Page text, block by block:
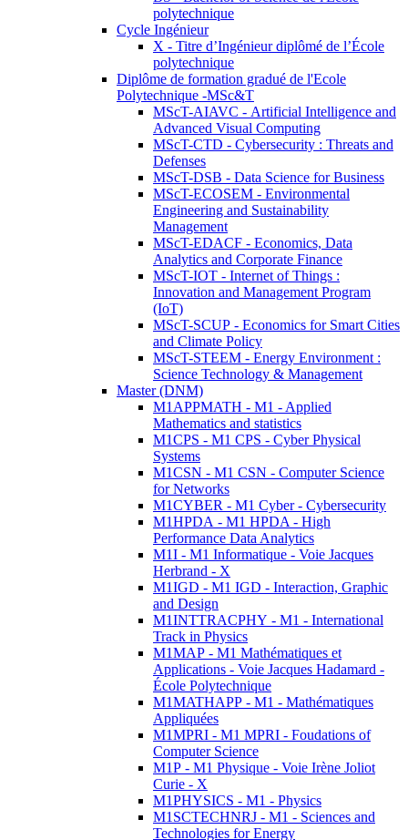
polytechnique
Cycle Ingénieur
X - Titre d’Ingénieur diplômé de l’École
polytechnique
Diplôme de formation gradué de l'Ecole
Polytechnique -MSc&T
MScT-AIAVC - Artificial Intelligence and
Advanced Visual Computing
MScT-CTD - Cybersecurity : Threats and
Defenses
MScT-DSB - Data Science for Business
MScT-ECOSEM - Environmental
Engineering and Sustainability
Management
MScT-EDACF - Economics, Data
Analytics and Corporate Finance
MScT-IOT - Internet of Things :
Innovation and Management Program
(IoT)
MScT-SCUP - Economics for Smart Cities
and Climate Policy
MScT-STEEM - Energy Environment :
Science Technology & Management
Master (DNM)
M1APPMATH - M1 - Applied
Mathematics and statistics
M1CPS - M1 CPS - Cyber Physical
Systems
M1CSN - M1 CSN - Computer Science
for Networks
M1CYBER - M1 Cyber - Cybersecurity
M1HPDA - M1 HPDA - High
Performance Data Analytics
M1I - M1 Informatique - Voie Jacques
Herbrand - X
M1IGD - M1 IGD - Interaction, Graphic
and Design
M1INTTRACPHY - M1 - International
Track in Physics
M1MAP - M1 Mathématiques et
Applications - Voie Jacques Hadamard -
École Polytechnique
M1MATHAPP - M1 - Mathématiques
Appliquées
M1MPRI - M1 MPRI - Foudations of
Computer Science
M1P - M1 Physique - Voie Irène Joliot
Curie - X
M1PHYSICS - M1 - Physics
M1SCTECHNRJ - M1 - Sciences and
Technologies for Energy